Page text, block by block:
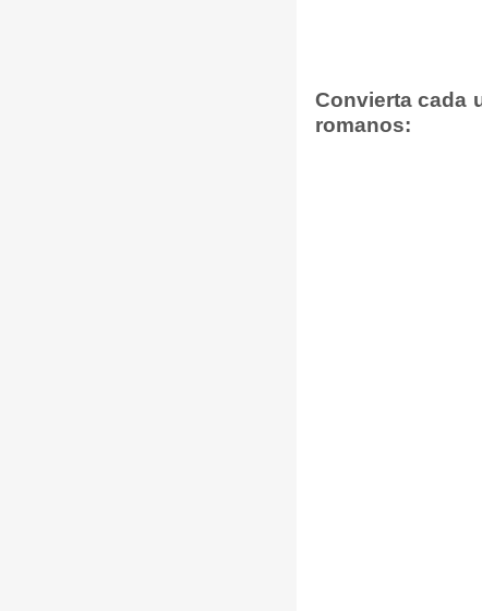
Convierta cada
romanos: